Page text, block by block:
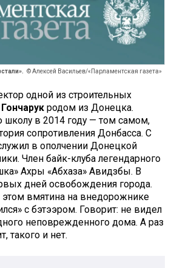
© Алексей Васильев/«Парламентская газета»
одной из строительных
родом из Донецка.
в 2014 году — том самом,
сопротивления Донбасса. С
в ополчении Донецкой
Член байк-клуба легендарного
Ахры «Абхаза» Авидзбы. В
дней освобождения города.
вмятина на внедорожнике
с бэтээром. Говорит: не видел
неповрежденного дома. А раз
такого и нет.